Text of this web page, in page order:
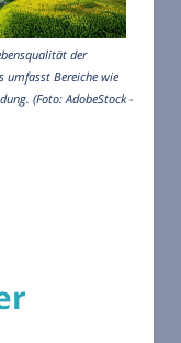
der
umfasst Bereiche wie
(Foto: AdobeStock -